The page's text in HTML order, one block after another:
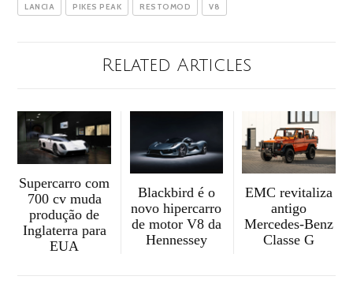
LANCIA PIKES PEAK RESTOMOD V8
Related Articles
Supercarro com
700 cv muda
produção de
Inglaterra para
EUA
Blackbird é o
novo hipercarro
de motor V8 da
Hennessey
EMC revitaliza
antigo
Mercedes-Benz
Classe G